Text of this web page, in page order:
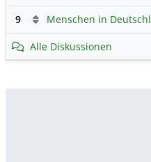
9
Alle Diskussionen